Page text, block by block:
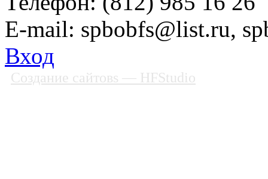
E-mail: spbobfs@list.ru,
Вход
Создание сайтовs — HFStudio